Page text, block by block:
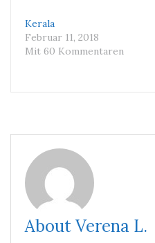
Kerala
Februar 11, 2018
Mit 60 Kommentaren
About Verena L.